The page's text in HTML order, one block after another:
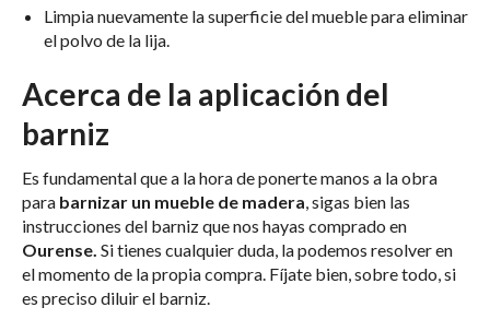
Limpia nuevamente la superficie del mueble para eliminar
el polvo de la lija.
Acerca de la aplicación del
barniz
Es fundamental que a la hora de ponerte manos a la obra
para barnizar un mueble de madera, sigas bien las
instrucciones del barniz que nos hayas comprado en
Ourense. Si tienes cualquier duda, la podemos resolver en
el momento de la propia compra. Fíjate bien, sobre todo, si
es preciso diluir el barniz.